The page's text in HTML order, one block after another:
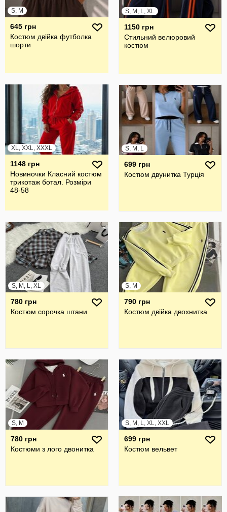
S, M
645 грн
Костюм двійка футболка
шорти
S, M, L, XL
1150 грн
Стильний велюровий
костюм
XL, XXL, XXXL
1148 грн
Новиночки Класний костюм
трикотаж ботал. Розміри
48-58
S, M, L
699 грн
Костюм двунитка Турція
S, M, L, XL
780 грн
Костюм сорочка штани
S, M
790 грн
Костюм двійка двохнитка
S, M
780 грн
Костюми з лого двонитка
S, M, L, XL, XXL
699 грн
Костюм вельвет